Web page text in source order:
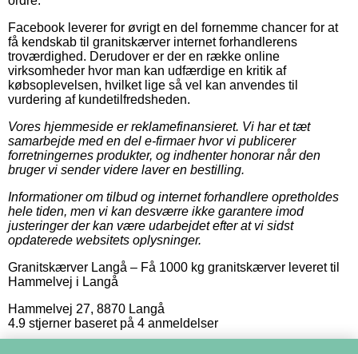
Facebook leverer for øvrigt en del fornemme chancer for at
få kendskab til granitskærver internet forhandlerens
troværdighed. Derudover er der en række online
virksomheder hvor man kan udfærdige en kritik af
købsoplevelsen, hvilket lige så vel kan anvendes til
vurdering af kundetilfredsheden.
Vores hjemmeside er reklamefinansieret. Vi har et tæt
samarbejde med en del e-firmaer hvor vi publicerer
forretningernes produkter, og indhenter honorar når den
bruger vi sender videre laver en bestilling.
Informationer om tilbud og internet forhandlere opretholdes
hele tiden, men vi kan desværre ikke garantere imod
justeringer der kan være udarbejdet efter at vi sidst
opdaterede websitets oplysninger.
Granitskærver Langå – Få 1000 kg granitskærver leveret til
Hammelvej i Langå
Hammelvej 27, 8870 Langå
4.9 stjerner baseret på 4 anmeldelser